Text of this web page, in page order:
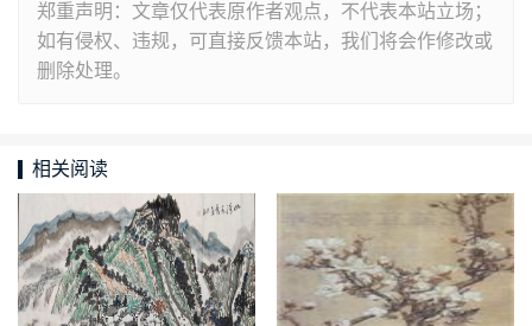
郑重声明：文章仅代表原作者观点，不代表本站立场；
如有侵权、违规，可直接反馈本站，我们将会作修改或
删除处理。
相关阅读